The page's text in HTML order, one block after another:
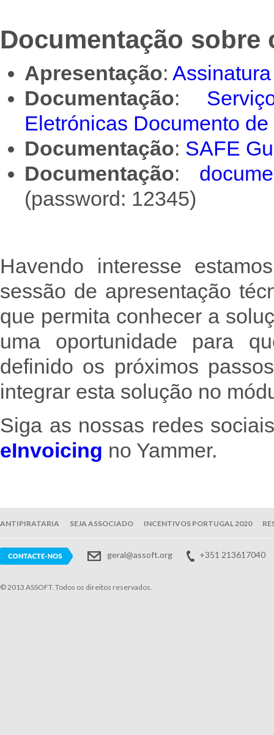
Documentação sobre
Apresentação:
Documentação:
Eletrónicas Documento
Documentação: SAFE
Documentação:
(password: 12345)
Havendo interesse
sessão de apresentação
que permita conhecer a
uma oportunidade para
definido os próximos
integrar esta solução no
Siga as nossas redes
eInvoicing no Yammer.
ANTIPIRATARIA SEJA ASSOCIADO INCENTIVOS PORTUGAL 2020
geral@assoft.org +351 213617040
© 2013 ASSOFT. Todos os direitos reservados.